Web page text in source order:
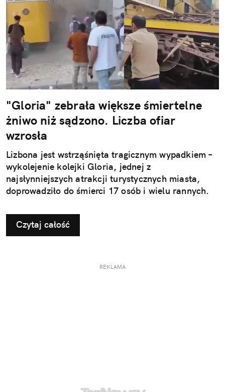
"Gloria" zebrała większe śmiertelne
żniwo niż sądzono. Liczba ofiar
wzrosła
Lizbona jest wstrząśnięta tragicznym wypadkiem –
wykolejenie kolejki Gloria, jednej z
najsłynniejszych atrakcji turystycznych miasta,
doprowadziło do śmierci 17 osób i wielu rannych.
Czytaj całość
REKLAMA